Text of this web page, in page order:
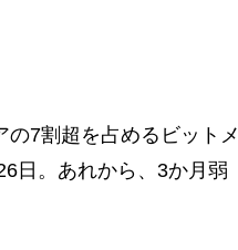
7割超を占めるビットメ
日。あれから、3か月弱